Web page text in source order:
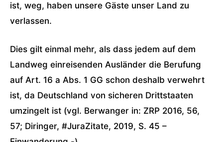
ist, weg, haben unsere Gäste unser Land zu
verlassen.
Dies gilt einmal mehr, als dass jedem auf dem
Landweg einreisenden Ausländer die Berufung
auf Art. 16 a Abs. 1 GG schon deshalb verwehrt
ist, da Deutschland von sicheren Drittstaaten
umzingelt ist (vgl. Berwanger in: ZRP 2016, 56,
57; Diringer, #JuraZitate, 2019, S. 45 –